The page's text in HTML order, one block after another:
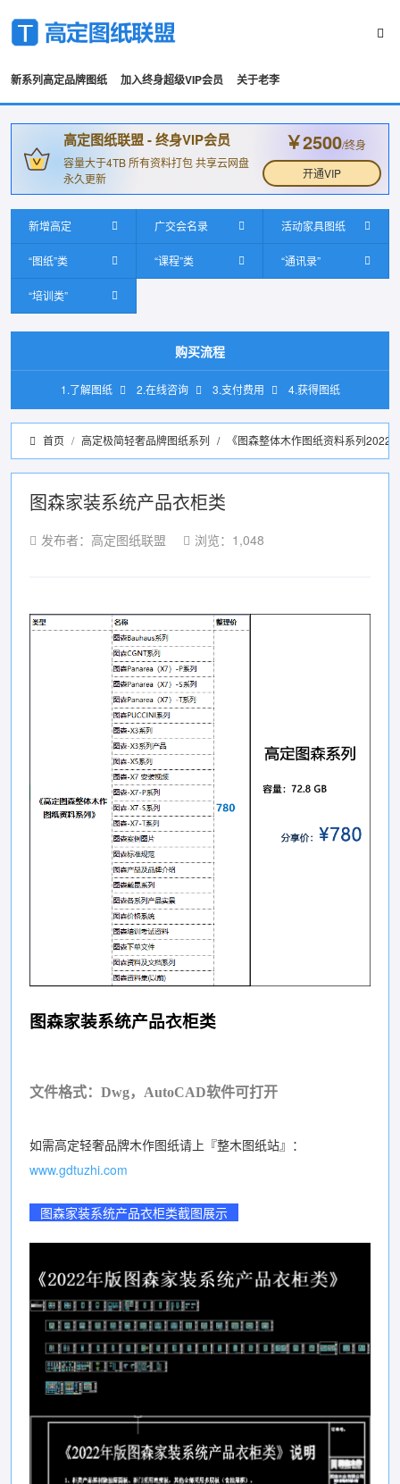
新系列高定品牌图纸 加入终身超级VIP会员 关于老李
高定图纸联盟 - 终身VIP会员
容量大于4TB 所有资料打包 共享云网盘
永久更新
￥2500/终身
开通VIP
新增高定 广交会名录 活动家具图纸
“图纸”类 “课程”类 “通讯录”
“培训类”
购买流程
1.了解图纸 2.在线咨询 3.支付费用 4.获得图纸
首页 高定极简轻奢品牌图纸系列 / 《图森整体木作图纸资料系列2022
图森家装系统产品衣柜类
发布者：高定图纸联盟 浏览：1,048
图森家装系统产品衣柜类
文件格式：Dwg，AutoCAD软件可打开
如需高定轻奢品牌木作图纸请上『整木图纸站』：
www.gdtuzhi.com
图森家装系统产品衣柜类截图展示